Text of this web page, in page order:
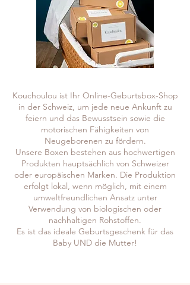
Kouchoulou ist Ihr Online-Geburtsbox-Shop
in der Schweiz, um jede neue Ankunft zu
feiern und das Bewusstsein sowie die
motorischen Fähigkeiten von
Neugeborenen zu fördern.
Unsere Boxen bestehen aus hochwertigen
Produkten hauptsächlich von Schweizer
oder europäischen Marken. Die Produktion
erfolgt lokal, wenn möglich, mit einem
umweltfreundlichen Ansatz unter
Verwendung von biologischen oder
nachhaltigen Rohstoffen.
Es ist das ideale Geburtsgeschenk für das
Baby UND die Mutter!